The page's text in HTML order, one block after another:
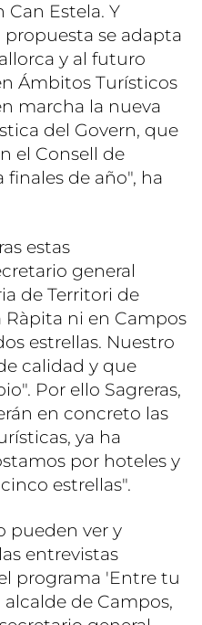
Estela. Y
propuesta se adapta
y al futuro
Ámbitos Turísticos
marcha la nueva
del Govern, que
el Consell de
finales de año", ha
estas
general
de Territori de
Ràpita ni en Campos
estrellas. Nuestro
calidad y que
Por ello Sagreras,
en concreto las
ya ha
por hoteles y
estrellas".
pueden ver y
entrevistas
programa 'Entre tu
de Campos,